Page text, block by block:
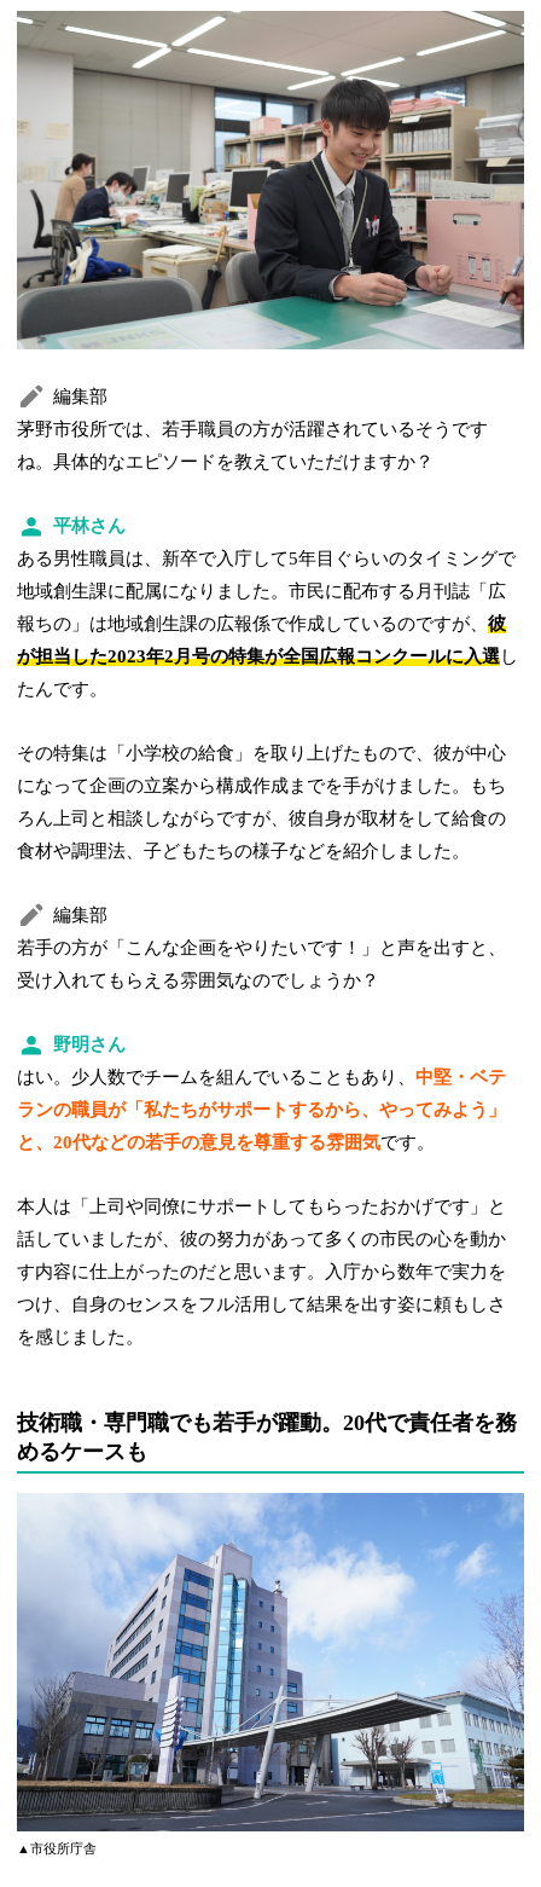
編集部
茅野市役所では、若手職員の方が活躍されているそうです
ね。具体的なエピソードを教えていただけますか？
平林さん
ある男性職員は、新卒で入庁して5年目ぐらいのタイミングで
地域創生課に配属になりました。市民に配布する月刊誌「広
報ちの」は地域創生課の広報係で作成しているのですが、彼
が担当した2023年2月号の特集が全国広報コンクールに入選し
たんです。
その特集は「小学校の給食」を取り上げたもので、彼が中心
になって企画の立案から構成作成までを手がけました。もち
ろん上司と相談しながらですが、彼自身が取材をして給食の
食材や調理法、子どもたちの様子などを紹介しました。
編集部
若手の方が「こんな企画をやりたいです！」と声を出すと、
受け入れてもらえる雰囲気なのでしょうか？
野明さん
はい。少人数でチームを組んでいることもあり、中堅・ベテ
ランの職員が「私たちがサポートするから、やってみよう」
と、20代などの若手の意見を尊重する雰囲気です。
本人は「上司や同僚にサポートしてもらったおかげです」と
話していましたが、彼の努力があって多くの市民の心を動か
す内容に仕上がったのだと思います。入庁から数年で実力を
つけ、自身のセンスをフル活用して結果を出す姿に頼もしさ
を感じました。
技術職・専門職でも若手が躍動。20代で責任者を務
めるケースも
▲市役所庁舎